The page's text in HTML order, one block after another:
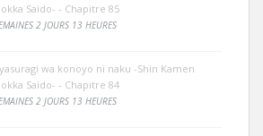
Saido- - Chapitre 85
2 JOURS 13 HEURES
wa konoyo ni naku -Shin Kamen
Saido- - Chapitre 84
2 JOURS 13 HEURES